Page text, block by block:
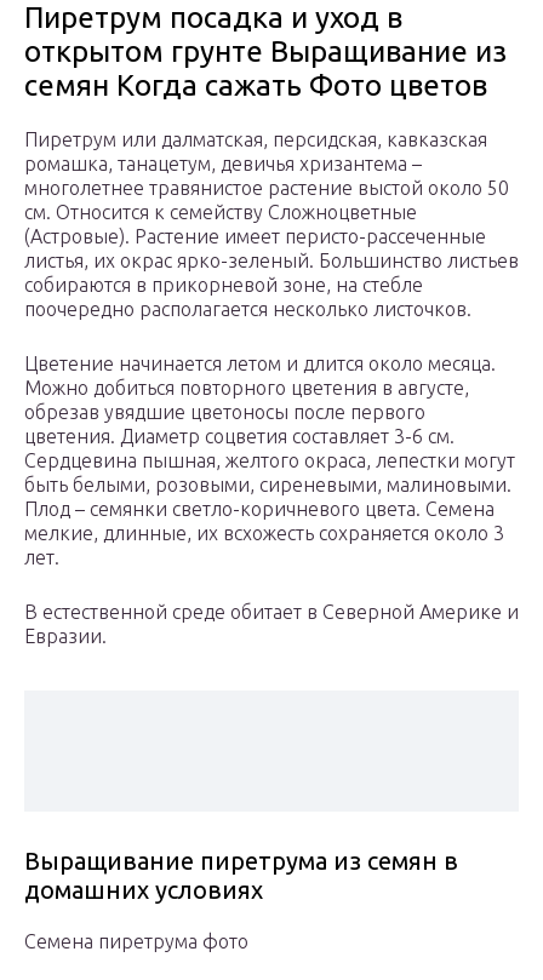
Пиретрум посадка и уход в
открытом грунте Выращивание из
семян Когда сажать Фото цветов
Пиретрум или далматская, персидская, кавказская
ромашка, танацетум, девичья хризантема –
многолетнее травянистое растение выстой около 50
см. Относится к семейству Сложноцветные
(Астровые). Растение имеет перисто-рассеченные
листья, их окрас ярко-зеленый. Большинство листьев
собираются в прикорневой зоне, на стебле
поочередно располагается несколько листочков.
Цветение начинается летом и длится около месяца.
Можно добиться повторного цветения в августе,
обрезав увядшие цветоносы после первого
цветения. Диаметр соцветия составляет 3-6 см.
Сердцевина пышная, желтого окраса, лепестки могут
быть белыми, розовыми, сиреневыми, малиновыми.
Плод – семянки светло-коричневого цвета. Семена
мелкие, длинные, их всхожесть сохраняется около 3
лет.
В естественной среде обитает в Северной Америке и
Евразии.
Выращивание пиретрума из семян в
домашних условиях
Семена пиретрума фото